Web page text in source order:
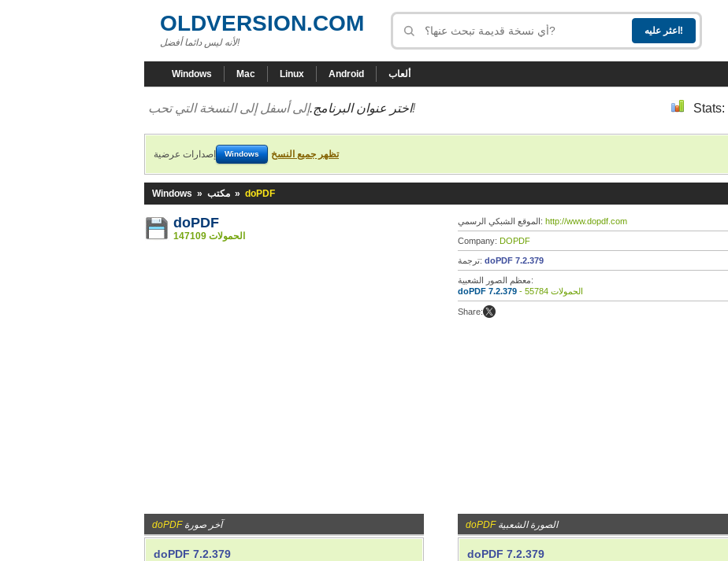
OLDVERSION.COM
لأنه ليس دائما أفضل!
Windows Mac Linux Android ألعاب
اختر عنوان البرنامج.إلى أسفل إلى النسخة التي تحب! Stats:
إصدارات عرضية Windows تظهر جميع النسخ
Windows » مكتب » doPDF
doPDF
147109 الحمولات
الموقع الشبكي الرسمي: http://www.dopdf.com
Company: DOPDF
ترجمة: doPDF 7.2.379
معظم الصور الشعبية:
doPDF 7.2.379
- 55784 الحمولات
Share:
doPDF آخر صورة
doPDF 7.2.379
doPDF الصورة الشعبية
doPDF 7.2.379